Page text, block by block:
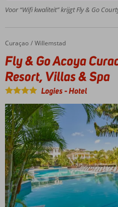
toplocatie
loopafstand
Pontjesbrug
en
Otrabanda
Groot
buitenzwembad
cabana's
Ruime
hotelkamers
Logies &
Ontbijt
ook
mogelijk
Voor “Wifi kwaliteit” krijgt Fly & Go
Home
Curaçao Willemstad
Fly & Go Acoya Curacao Resort, Villas & Spa
Fly & Go Acoya
Resort, Villas & Spa
Logies-Hotel